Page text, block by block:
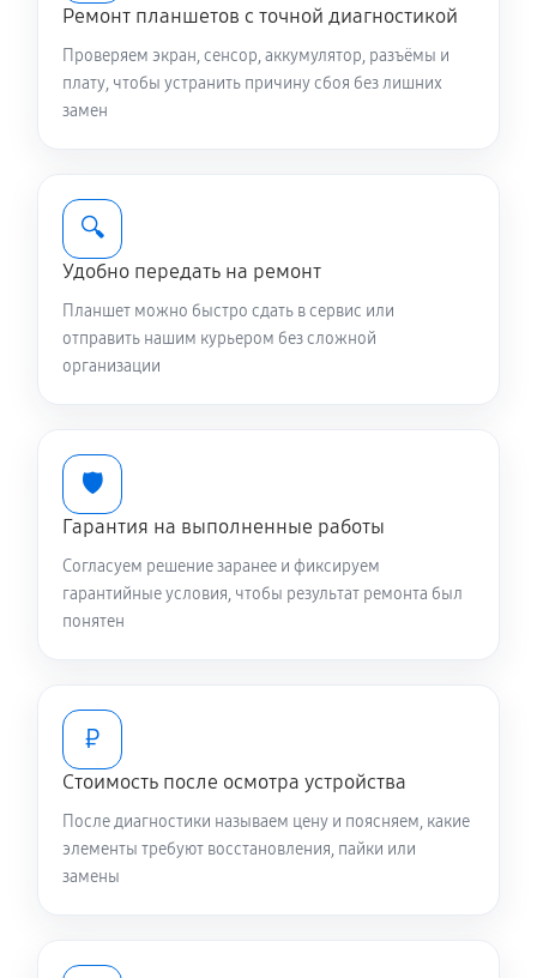
Ремонт планшетов с точной диагностикой
Проверяем экран, сенсор, аккумулятор, разъёмы и
плату, чтобы устранить причину сбоя без лишних
замен
🔍
Удобно передать на ремонт
Планшет можно быстро сдать в сервис или
отправить нашим курьером без сложной
организации
🛡️
Гарантия на выполненные работы
Согласуем решение заранее и фиксируем
гарантийные условия, чтобы результат ремонта был
понятен
₽
Стоимость после осмотра устройства
После диагностики называем цену и поясняем, какие
элементы требуют восстановления, пайки или
замены